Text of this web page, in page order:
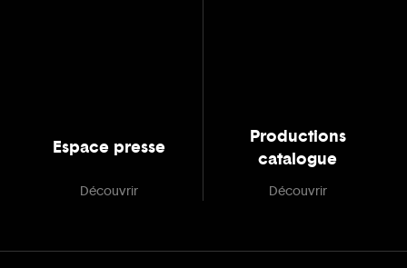
Espace presse
Découvrir
Productions
catalogue
Découvrir